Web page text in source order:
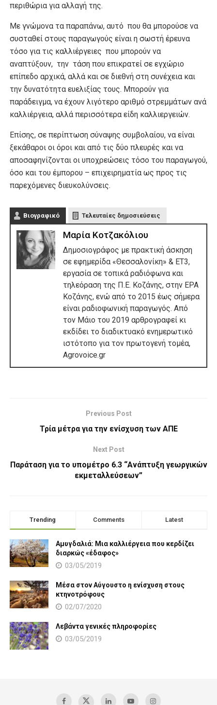
περιθώρια για αλλαγή της.
Με γνώμονα τα παραπάνω, αυτό που θα μπορούσε να
συσταθεί στους παραγωγούς είναι η σωστή έρευνα
τόσο για τις καλλιέργειες που μπορούν να
αναπτύξουν, την τάση που επικρατεί σε εγχώριο
επίπεδο αρχικά, αλλά και σε διεθνή στη συνέχεια και
την δυνατότητα ευελιξίας τους. Μπορούν για
παράδειγμα, να έχουν λιγότερο αριθμό στρεμμάτων ανά
καλλιέργεια, αλλά περισσότερα είδη καλλιεργειών.
Επίσης, σε περίπτωση σύναψης συμβολαίου, να είναι
ξεκάθαροι οι όροι και από τις δύο πλευρές και να
αποσαφηνίζονται οι υποχρεώσεις τόσο του παραγωγού,
όσο και του έμπορου – επιχειρηματία ως προς τις
παρεχόμενες διευκολύνσεις.
Βιογραφικό Τελευταίες δημοσιεύσεις
Μαρία Κοτζακόλιου
Δημοσιογράφος με πρακτική άσκηση
σε εφημερίδα «Θεσσαλονίκη» & ΕΤ3,
εργασία σε τοπικά ραδιόφωνα και
τηλεόραση της Π.Ε. Κοζάνης, στην ΕΡΑ
Κοζάνης, ενώ από το 2015 έως σήμερα
είναι ραδιοφωνική παραγωγός. Από
τον Μάιο του 2019 αρθρογραφεί κι
εκδίδει το διαδικτυακό ενημερωτικό
ιστότοπο για τον πρωτογενή τομέα,
Agrovoice.gr
Previous Post
Τρία μέτρα για την ενίσχυση των ΑΠΕ
Next Post
Παράταση για το υπομέτρο 6.3 “Ανάπτυξη γεωργικών
εκμεταλλεύσεων”
Trending Comments Latest
Αμυγδαλιά: Μια καλλιέργεια που κερδίζει
διαρκώς «έδαφος»
03/05/2019
Μέσα στον Αύγουστο η ενίσχυση στους
κτηνοτρόφους
02/07/2020
Λεβάντα γενικές πληροφορίες
03/05/2019